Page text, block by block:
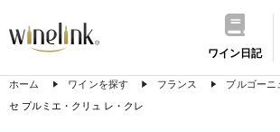
ワイン日記
ホーム ワインを探す フランス ブルゴーニ
セ プルミエ・クリュ レ・クレ